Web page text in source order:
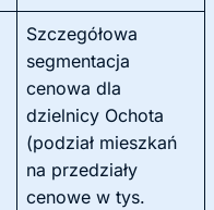
Szczegółowa
segmentacja
cenowa dla
dzielnicy Ochota
(podział mieszkań
na przedziały
cenowe w tys.